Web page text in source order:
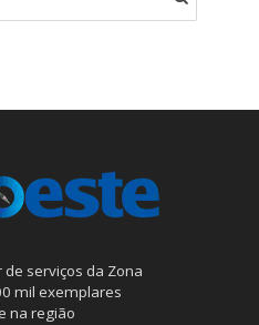
serviços da Zona
mil exemplares
na região